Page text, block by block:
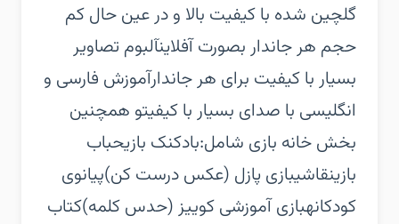
گلچین شده با کیفیت بالا و در عین حال کم
حجم هر جاندار بصورت آفلاین‏آلبوم تصاویر
بسیار با کیفیت برای هر جاندار‏آموزش فارسی و
انگلیسی با صدای بسیار با کیفیت‏و همچنین
بخش خانه بازی شامل:‏بادکنک بازی‏حباب
بازی‏نقاشی‏بازی پازل (عکس درست کن)‏پیانوی
کودکانه‏بازی آموزشی کوییز (حدس کلمه)‏کتاب